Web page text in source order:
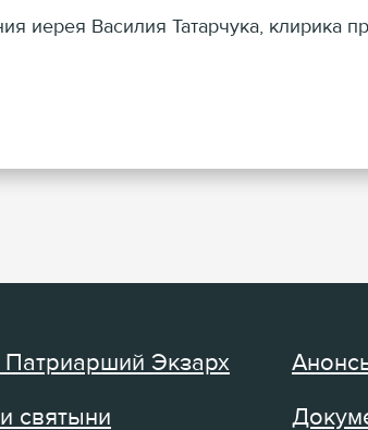
иерея Василия Татарчука, клирика
Экзарх
святыни